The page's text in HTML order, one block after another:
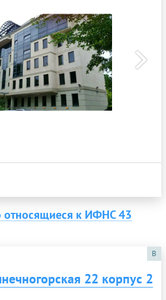
относящиеся к ИФНС 43
B
22 корпус 2